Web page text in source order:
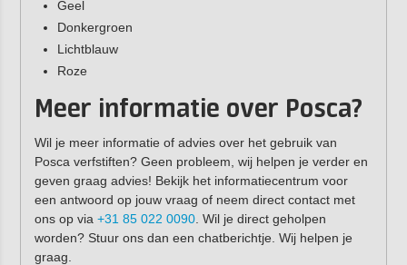
Geel
Donkergroen
Lichtblauw
Roze
Meer informatie over Posca?
Wil je meer informatie of advies over het gebruik van
Posca verfstiften? Geen probleem, wij helpen je verder en
geven graag advies! Bekijk het informatiecentrum voor
een antwoord op jouw vraag of neem direct contact met
ons op via +31 85 022 0090. Wil je direct geholpen
worden? Stuur ons dan een chatberichtje. Wij helpen je
graag.